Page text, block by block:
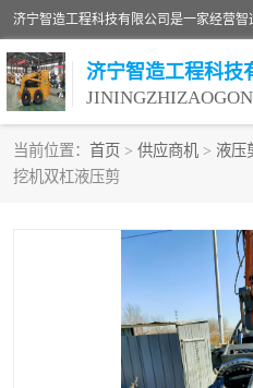
济宁智造工程科技
当前位置： 首页 > 供应商机 > 液压
挖机双杠液压剪
振动夯